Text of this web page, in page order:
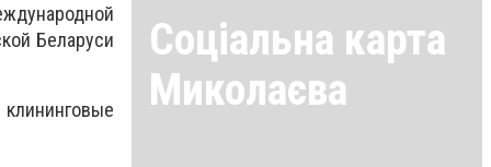
Беларуси
Соціальна карта
Миколаєва